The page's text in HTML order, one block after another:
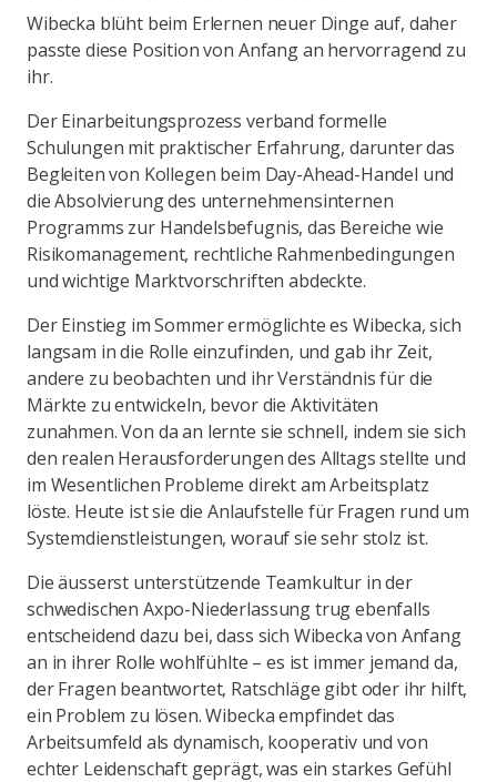
Wibecka blüht beim Erlernen neuer Dinge auf, daher
passte diese Position von Anfang an hervorragend zu
ihr.
Der Einarbeitungsprozess verband formelle
Schulungen mit praktischer Erfahrung, darunter das
Begleiten von Kollegen beim Day-Ahead-Handel und
die Absolvierung des unternehmensinternen
Programms zur Handelsbefugnis, das Bereiche wie
Risikomanagement, rechtliche Rahmenbedingungen
und wichtige Marktvorschriften abdeckte.
Der Einstieg im Sommer ermöglichte es Wibecka, sich
langsam in die Rolle einzufinden, und gab ihr Zeit,
andere zu beobachten und ihr Verständnis für die
Märkte zu entwickeln, bevor die Aktivitäten
zunahmen. Von da an lernte sie schnell, indem sie sich
den realen Herausforderungen des Alltags stellte und
im Wesentlichen Probleme direkt am Arbeitsplatz
löste. Heute ist sie die Anlaufstelle für Fragen rund um
Systemdienstleistungen, worauf sie sehr stolz ist.
Die äusserst unterstützende Teamkultur in der
schwedischen Axpo-Niederlassung trug ebenfalls
entscheidend dazu bei, dass sich Wibecka von Anfang
an in ihrer Rolle wohlfühlte – es ist immer jemand da,
der Fragen beantwortet, Ratschläge gibt oder ihr hilft,
ein Problem zu lösen. Wibecka empfindet das
Arbeitsumfeld als dynamisch, kooperativ und von
echter Leidenschaft geprägt, was ein starkes Gefühl